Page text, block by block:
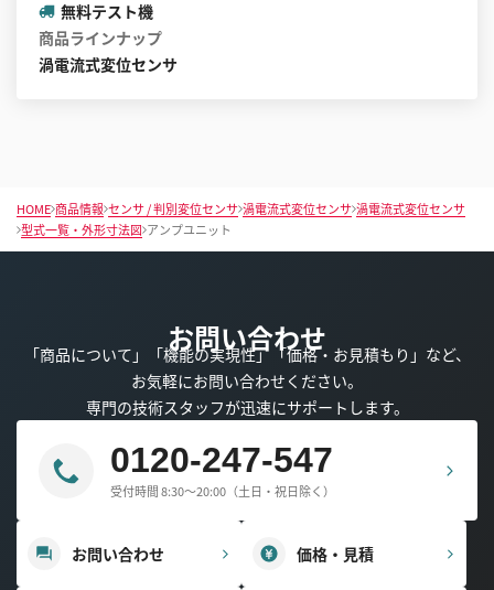
無料テスト機
商品ラインナップ
渦電流式変位センサ
HOME 商品情報 センサ / 判別変位センサ 渦電流式変位センサ 渦電流式変位センサ
型式一覧・外形寸法図 アンプユニット
お問い合わせ
「商品について」「機能の実現性」「価格・お見積もり」など、
お気軽にお問い合わせください。
専門の技術スタッフが迅速にサポートします。
0120-247-547
受付時間 8:30～20:00（土日・祝日除く）
お問い合わせ 価格・見積